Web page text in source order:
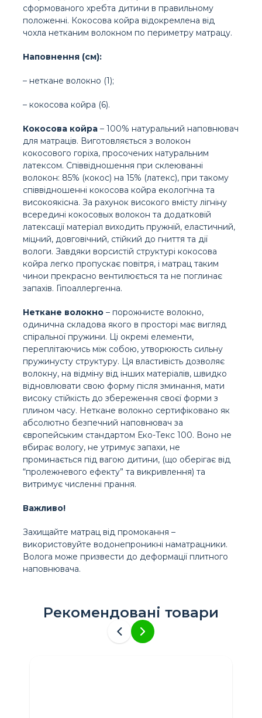
сформованого хребта дитини в правильному
положенні. Кокосова койра відокремлена від
чохла нетканим волокном по периметру матрацу.
Наповнення (см):
– неткане волокно (1);
– кокосова койра (6).
Кокосова койра – 100% натуральний наповнювач
для матраців. Виготовляється з волокон
кокосового горіха, просочених натуральним
латексом. Співвідношення при склеюванні
волокон: 85% (кокос) на 15% (латекс), при такому
співвідношенні кокосова койра екологічна та
високоякісна. За рахунок високого вмісту лігніну
всередині кокосовых волокон та додатковій
латексації матеріал виходить пружній, еластичний,
міцний, довговічний, стійкий до гниття та дії
вологи. Завдяки ворсистій структурі кокосова
койра легко пропускає повітря, і матрац таким
чинои прекрасно вентилюється та не поглинає
запахів. Гіпоаллергенна.
Неткане волокно – порожнисте волокно,
одинична складова якого в просторі має вигляд
спіральної пружини. Ці окремі елементи,
переплітаючись між собою, утворююсть сильну
пружинусту структуру. Ця властивість дозволяє
волокну, на відміну від інших матеріалів, швидко
відновлювати свою форму після зминання, мати
високу стійкість до збереження своєї форми з
плином часу. Неткане волокно сертифіковано як
абсолютно безпечний наповнювач за
європейським стандартом Еко-Текс 100. Воно не
вбирає вологу, не утримує запахи, не
проминається під вагою дитини, (що оберігає від
“пролежневого ефекту” та викривлення) та
витримує численні прання.
Важливо!
Захищайте матрац від промокання –
використовуйте водонепроникні наматрацники.
Волога може призвести до деформації плитного
наповнювача.
Рекомендовані товари